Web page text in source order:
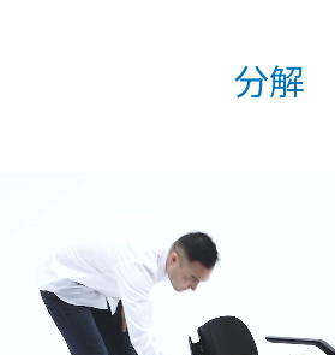
分解